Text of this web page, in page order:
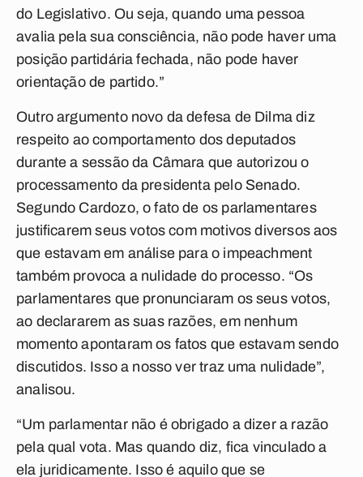
do Legislativo. Ou seja, quando uma pessoa
avalia pela sua consciência, não pode haver uma
posição partidária fechada, não pode haver
orientação de partido.”
Outro argumento novo da defesa de Dilma diz
respeito ao comportamento dos deputados
durante a sessão da Câmara que autorizou o
processamento da presidenta pelo Senado.
Segundo Cardozo, o fato de os parlamentares
justificarem seus votos com motivos diversos aos
que estavam em análise para o impeachment
também provoca a nulidade do processo. “Os
parlamentares que pronunciaram os seus votos,
ao declararem as suas razões, em nenhum
momento apontaram os fatos que estavam sendo
discutidos. Isso a nosso ver traz uma nulidade”,
analisou.
“Um parlamentar não é obrigado a dizer a razão
pela qual vota. Mas quando diz, fica vinculado a
ela juridicamente. Isso é aquilo que se